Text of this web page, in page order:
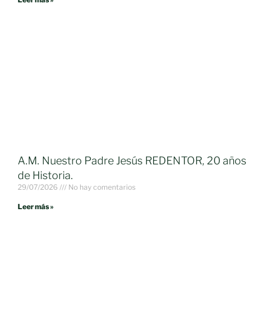
A.M. Nuestro Padre Jesús REDENTOR, 20 años
de Historia.
29/07/2026 No hay comentarios
Leer más »